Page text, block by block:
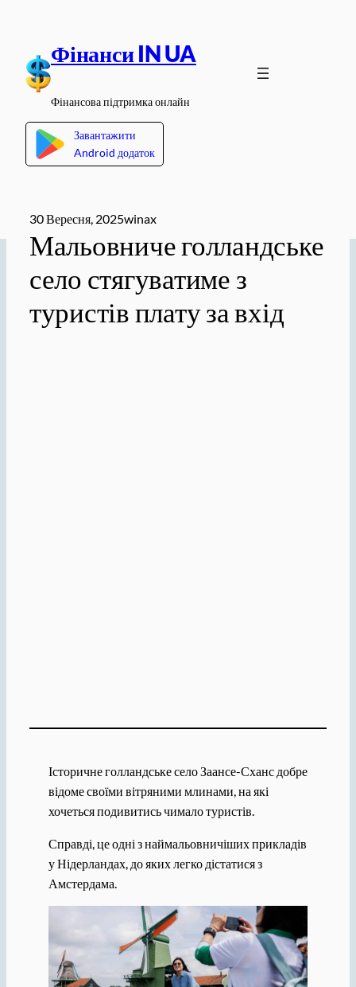
вмісту
Фінанси IN UA
Фінансова підтримка онлайн
Завантажити
Android додаток
30 Вересня, 2025winax
Мальовниче голландське
село стягуватиме з
туристів плату за вхід
Історичне голландське село Заансе-Сханс добре
відоме своїми вітряними млинами, на які
хочеться подивитись чимало туристів.
Справді, це одні з наймальовничіших прикладів
у Нідерландах, до яких легко дістатися з
Амстердама.